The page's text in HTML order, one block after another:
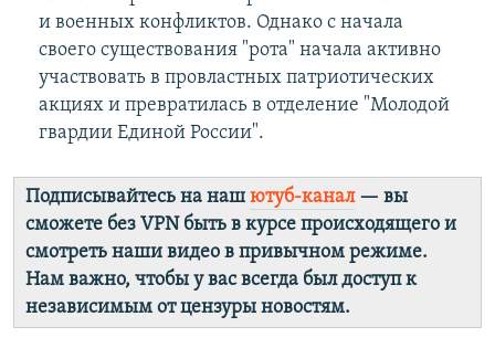
и военных конфликтов. Однако с начала
своего существования "рота" начала активно
участвовать в провластных патриотических
акциях и превратилась в отделение "Молодой
гвардии Единой России".
Подписывайтесь на наш ютуб-канал— вы
сможете без VPN быть в курсе происходящего и
смотреть наши видео в привычном режиме.
Нам важно, чтобы у вас всегда был доступ к
независимым от цензуры новостям.